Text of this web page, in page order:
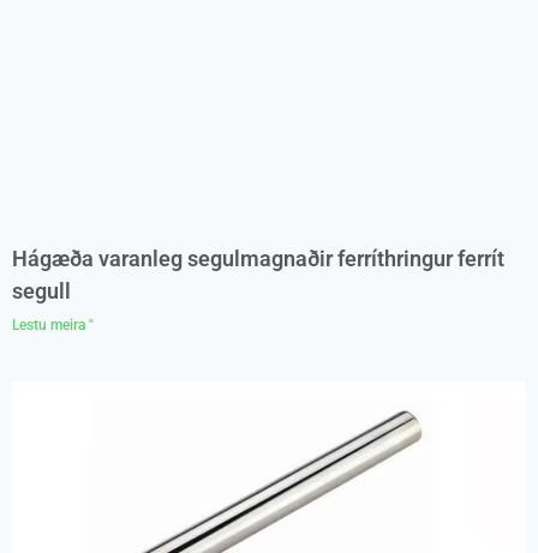
Hágæða varanleg segulmagnaðir ferríthringur ferrít
segull
Lestu meira "